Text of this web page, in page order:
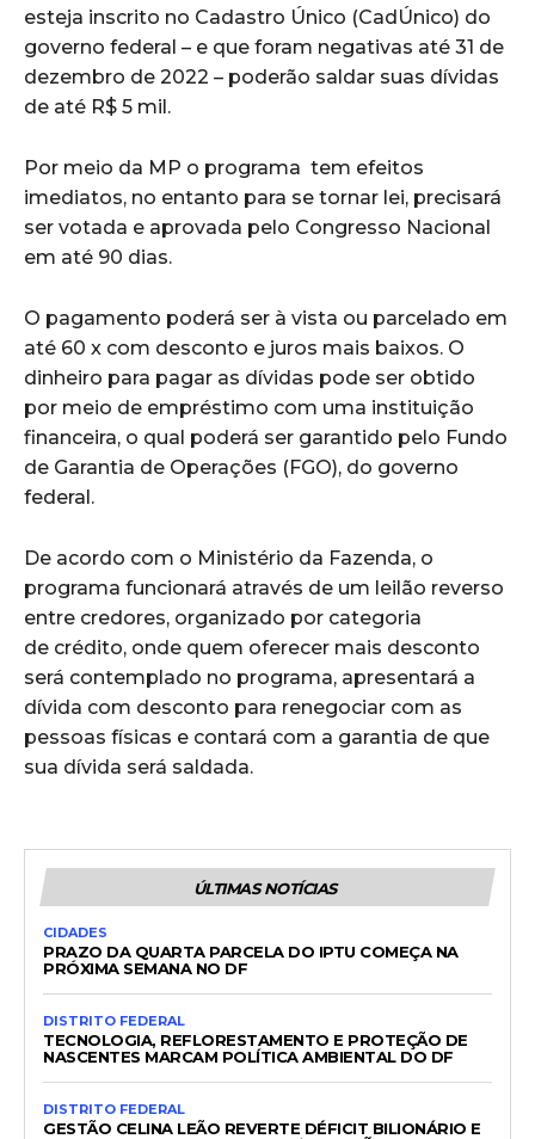
esteja inscrito no Cadastro Único (CadÚnico) do
governo federal – e que foram negativas até 31 de
dezembro de 2022 – poderão saldar suas dívidas
de até R$ 5 mil.
Por meio da MP o programa tem efeitos
imediatos, no entanto para se tornar lei, precisará
ser votada e aprovada pelo Congresso Nacional
em até 90 dias.
O pagamento poderá ser à vista ou parcelado em
até 60 x com desconto e juros mais baixos. O
dinheiro para pagar as dívidas pode ser obtido
por meio de empréstimo com uma instituição
financeira, o qual poderá ser garantido pelo Fundo
de Garantia de Operações (FGO), do governo
federal.
De acordo com o Ministério da Fazenda, o
programa funcionará através de um leilão reverso
entre credores, organizado por categoria
de crédito, onde quem oferecer mais desconto
será contemplado no programa, apresentará a
dívida com desconto para renegociar com as
pessoas físicas e contará com a garantia de que
sua dívida será saldada.
ÚLTIMAS NOTÍCIAS
CIDADES
PRAZO DA QUARTA PARCELA DO IPTU COMEÇA NA
PRÓXIMA SEMANA NO DF
DISTRITO FEDERAL
TECNOLOGIA, REFLORESTAMENTO E PROTEÇÃO DE
NASCENTES MARCAM POLÍTICA AMBIENTAL DO DF
DISTRITO FEDERAL
GESTÃO CELINA LEÃO REVERTE DÉFICIT BILIONÁRIO E